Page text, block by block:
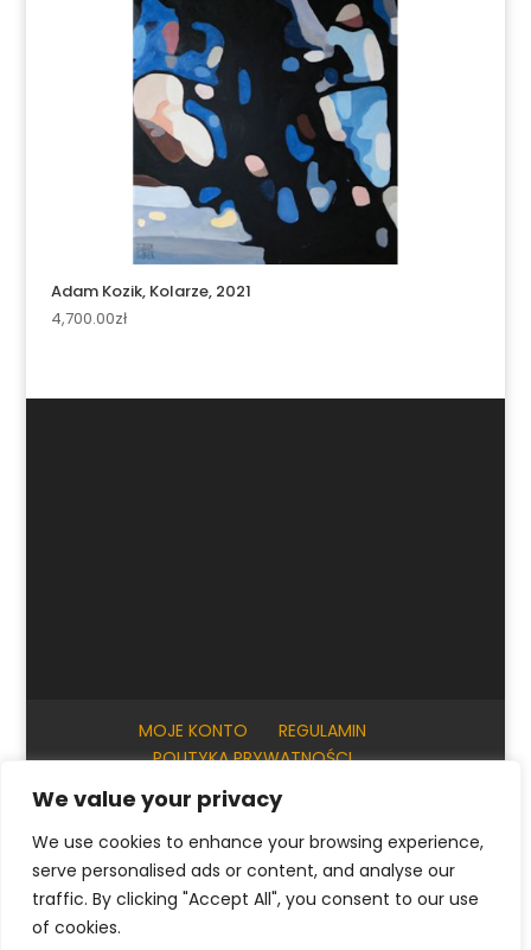
We value your privacy
We use cookies to enhance your browsing experience,
serve personalised ads or content, and analyse our
traffic. By clicking "Accept All", you consent to our use
of cookies.
Adam Kozik, Kolarze, 2021
4,700.00zł
MOJE KONTO
REGULAMIN
POLITYKA PRYWATNOŚCI
INFORMACJE PRAKTYCZNE
© ArtKrak Auction House 2023